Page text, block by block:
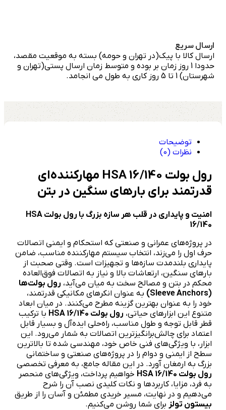
ارسال سریع
ارسال کالا با پیک(در تهران و حومه) بسته به موقعیت مقصد،
حدودا 1 روز زمان بر بوده و متوسط زمان ارسال پستی(تهران و
شهرستان) 1 تا 5 روز کاری به طول می انجامد.
توضیحات
نظرات (0)
رول بولت HSA 16/140 مهارکننده‌ای
قدرتمند برای بارهای سنگین در بتن
امنیت و پایداری در قلب هر سازه بزرگ با رول بولت HSA
16/140
در پروژه‌های عمرانی و صنعتی که استحکام و ایمنی اتصالات
حرف اول را می‌زند، انتخاب سیستم مهارکننده مناسب، ضامن
پایداری بلندمدت سازه‌ها و تجهیزات است. وقتی صحبت از
بارهای سنگین، ارتعاشات بالا و نیاز به اتصالات فوق‌العاده
محکم در بتن و مصالح سخت به میان می‌آید، رول بولت‌ها
(
Sleeve Anchors
) به عنوان انکرهای مکانیکی قدرتمند،
خود را به عنوان بهترین گزینه مطرح می‌کنند. در میان ابعاد
متنوع این ابزارهای حیاتی، رول بولت HSA 16/140 با ترکیب
قطر قابل توجه و طول مناسب، راه‌حلی ایده‌آل و بسیار قابل
اعتماد برای چالش‌برانگیزترین اتصالات به شمار می‌رود. این
ابزار، با ویژگی‌های فنی خاص خود، مهندسی شده تا بالاترین
سطح از ایمنی و دوام را در پروژه‌های صنعتی و ساختمانی
بزرگ به ارمغان آورد. در این مقاله جامع، به معرفی تخصصی
رول بولت HSA 16/140 خواهیم پرداخت، ویژگی‌های منحصر
به فرد، مزایا، کاربردها و نکات کلیدی نصب آن را شرح
می‌دهیم و در نهایت، مسیر خریدی مطمئن و آسان را از طریق
بیستون تولز برای شما روشن می‌کنیم.